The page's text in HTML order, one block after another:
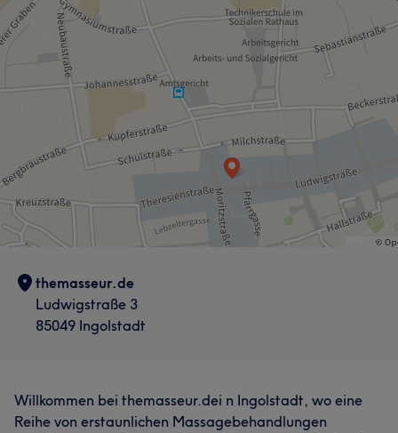
themasseur.de
Ludwigstraße 3
85049 Ingolstadt
Willkommen bei themasseur.dei n Ingolstadt, wo eine
Reihe von erstaunlichen Massagebehandlungen